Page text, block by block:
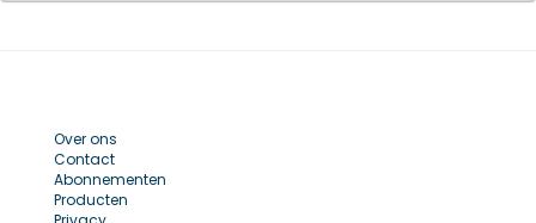
Over ons
Contact
Abonnementen
Producten